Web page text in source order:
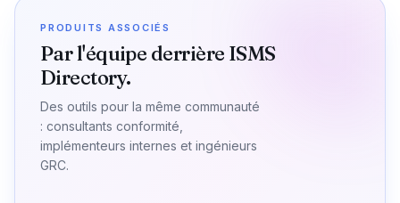
PRODUITS ASSOCIÉS
Par l'équipe derrière ISMS
Directory.
Des outils pour la même communauté
: consultants conformité,
implémenteurs internes et ingénieurs
GRC.